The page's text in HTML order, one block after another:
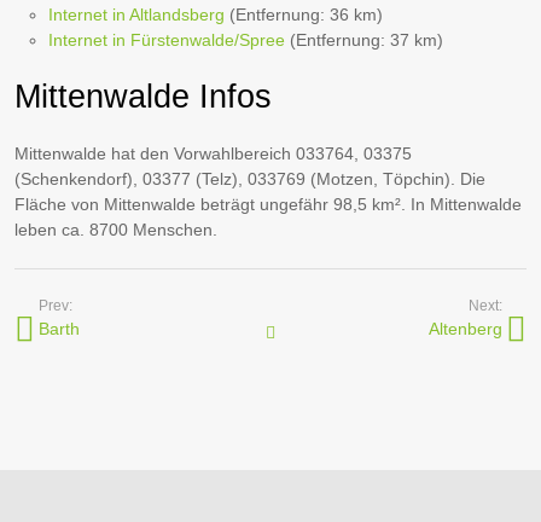
Internet in Altlandsberg (Entfernung: 36 km)
Internet in Fürstenwalde/Spree (Entfernung: 37 km)
Mittenwalde Infos
Mittenwalde hat den Vorwahlbereich 033764, 03375
(Schenkendorf), 03377 (Telz), 033769 (Motzen, Töpchin). Die
Fläche von Mittenwalde beträgt ungefähr 98,5 km². In Mittenwalde
leben ca. 8700 Menschen.
Prev:
Barth Internetanbieter in Orten
Next:
Altenberg